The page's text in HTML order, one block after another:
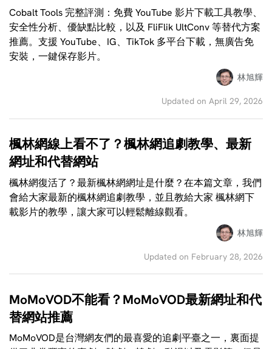
Cobalt Tools 完整評測：免費 YouTube 影片下載工具教學、
安全性分析、優缺點比較，以及 FliFlik UltConv 等替代方案
推薦。支援 YouTube、IG、TikTok 多平台下載，無廣告免
安裝，一鍵保存影片。
林旭輝
Updated on April 29, 2026
楓林網線上看不了？楓林網追劇教學、最新
網址和代替網站
楓林網復活了？最新楓林網網址是什麼？在本篇文章，我們
會給大家最新的楓林網追劇教學，並且教給大家 楓林網下
載影片的教學，讓大家可以輕鬆離線觀看。
林旭輝
Updated on February 28, 2026
MoMoVOD不能看？MoMoVOD最新網址和代
替網站推薦
MoMoVOD是台灣網友們的最喜愛的追劇平臺之一，裏面提